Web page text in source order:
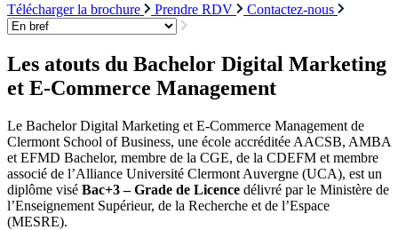
Télécharger la brochure
Prendre RDV Contactez-nous
Les atouts du Bachelor Digital Marketing
et E-Commerce Management
Le BachelorDigital Marketing et E-Commerce Management de
Clermont School of Business, une école accréditée AACSB, AMBA
et EFMD Bachelor, membre de la CGE, de la CDEFM et membre
associé de l’Alliance Université Clermont Auvergne (UCA), est un
diplôme visé Bac+3 – Grade de Licence délivré par le Ministère de
l’Enseignement Supérieur, de la Recherche et de l’Espace
(MESRE).